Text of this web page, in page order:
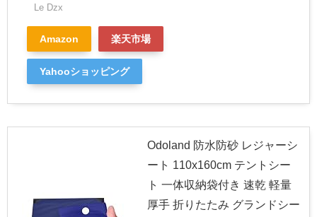
Le Dzx
Amazon 楽天市場
Yahooショッピング
Odoland 防水防砂 レジャーシ
ート 110x160cm テントシー
ト 一体収納袋付き 速乾 軽量
厚手 折りたたみ グランドシー